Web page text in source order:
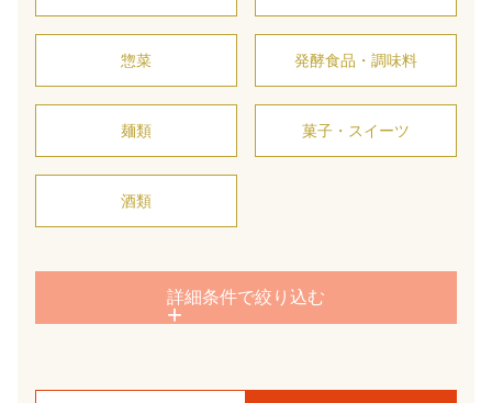
惣菜 発酵食品・調味料
麺類 菓子・スイーツ
酒類
詳細条件で絞り込む